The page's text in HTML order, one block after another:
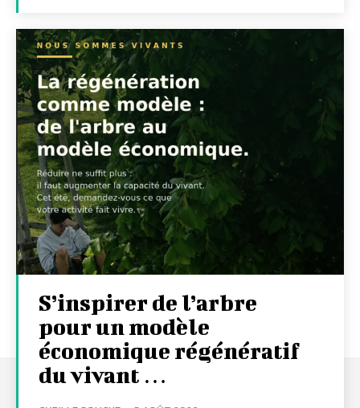
S’inspirer de l’arbre
pour un modèle
économique régénératif
du vivant …